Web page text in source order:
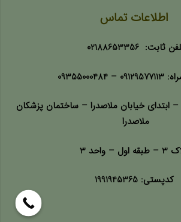
اطلاعات تماس
ثابت: 02188653356
09129577113 –
09355000484
ابتدای خیابان ملاصدرا – ساختمان پزشکان
ملاصدرا
– واحد 3
کدپستی: 1991945365